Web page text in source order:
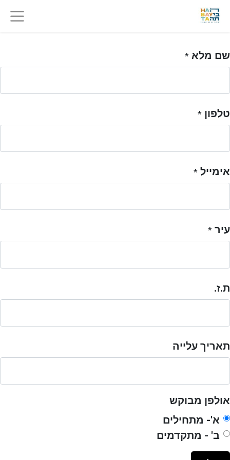
שם מלא *
טלפון *
אימייל *
עיר *
ת.ז.
תאריך עלייה
אולפן מבוקש
א'- מתחילים
ב' - מתקדמים